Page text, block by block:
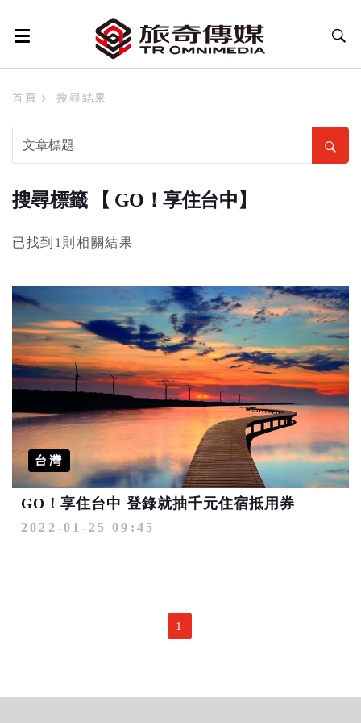
首頁 搜尋結果
搜尋標籤 【 GO！享住台中】
已找到1則相關結果
台灣
GO！享住台中 登錄就抽千元住宿抵用券
2022-01-25 09:45
1